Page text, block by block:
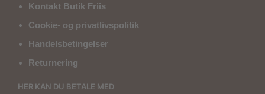
Kontakt Butik Friis
Cookie- og privatlivspolitik
Handelsbetingelser
Returnering
HER KAN DU BETALE MED